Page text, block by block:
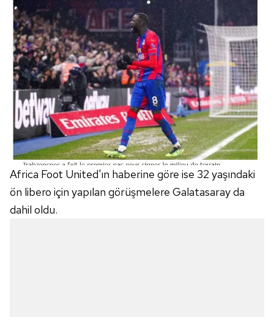
Africa Foot United'ın haberine göre ise 32 yaşındaki
ön libero için yapılan görüşmelere Galatasaray da
dahil oldu.